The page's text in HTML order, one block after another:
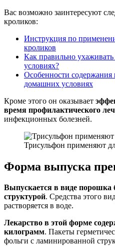
Вас возможно заинтересуют
кроликов:
Инструкция по
кроликов
Как правильно
условиях?
Особенности содержания
домашних условиях
Кроме этого он оказывает
время профилактического
инфекционных болезней.
Трисульфон применяют
Форма выпуска
Выпускается в виде порошка
структурой. Средства этого
растворяется в воде.
Лекарство в этой форме
килограмм. Пакеты
фольги с ламинированной